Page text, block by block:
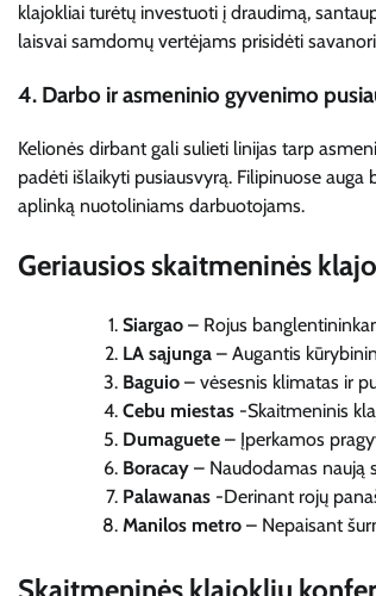
klajokliai turėtų investuoti į draudimą,
laisvai samdomų vertėjams prisidėti
4. Darbo ir asmeninio gyvenimo
Kelionės dirbant gali sulieti linijas tarp
padėti išlaikyti pusiausvyrą. Filipinuose
aplinką nuotoliniams darbuotojams.
Geriausios skaitmeninės
Siargao – Rojus
LA sąjunga – Augantis
Baguio – vėsesnis klimatas ir
Cebu miestas -Skaitmeninis
Dumaguete – Įperkamos
Boracay – Naudodamas naują
Palawanas -Derinant rojų
Manilos metro – Nepaisant